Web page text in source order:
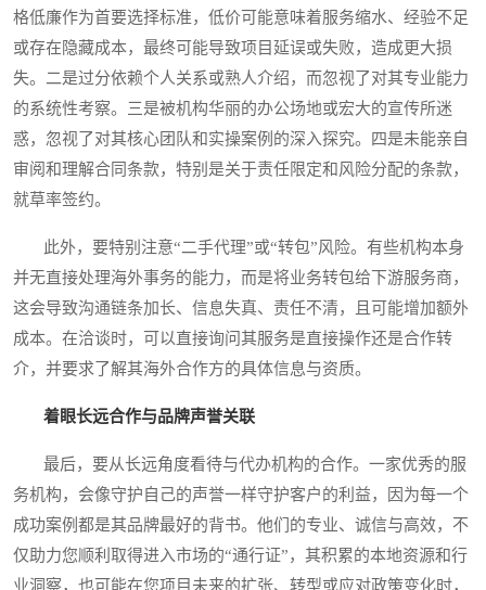
格低廉作为首要选择标准，低价可能意味着服务缩水、经验不足
或存在隐藏成本，最终可能导致项目延误或失败，造成更大损
失。二是过分依赖个人关系或熟人介绍，而忽视了对其专业能力
的系统性考察。三是被机构华丽的办公场地或宏大的宣传所迷
惑，忽视了对其核心团队和实操案例的深入探究。四是未能亲自
审阅和理解合同条款，特别是关于责任限定和风险分配的条款，
就草率签约。
此外，要特别注意“二手代理”或“转包”风险。有些机构本身
并无直接处理海外事务的能力，而是将业务转包给下游服务商，
这会导致沟通链条加长、信息失真、责任不清，且可能增加额外
成本。在洽谈时，可以直接询问其服务是直接操作还是合作转
介，并要求了解其海外合作方的具体信息与资质。
着眼长远合作与品牌声誉关联
最后，要从长远角度看待与代办机构的合作。一家优秀的服
务机构，会像守护自己的声誉一样守护客户的利益，因为每一个
成功案例都是其品牌最好的背书。他们的专业、诚信与高效，不
仅助力您顺利取得进入市场的“通行证”，其积累的本地资源和行
业洞察，也可能在您项目未来的扩张、转型或应对政策变化时，